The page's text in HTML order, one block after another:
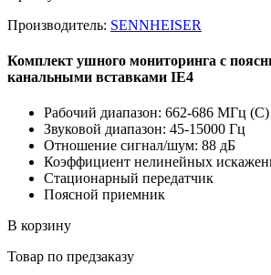
Производитель: SENNHEISER
Комплект ушного мониторинга с
канальными вставками IE4
Рабочий диапазон: 662-686 MГц (C)
Звуковой диапазон: 45-15000 Гц
Отношение сигнал/шум: 88 дБ
Коэффициент нелинейных
Стационарный передатчик
Поясной приемник
В корзину
Товар по предзаказу